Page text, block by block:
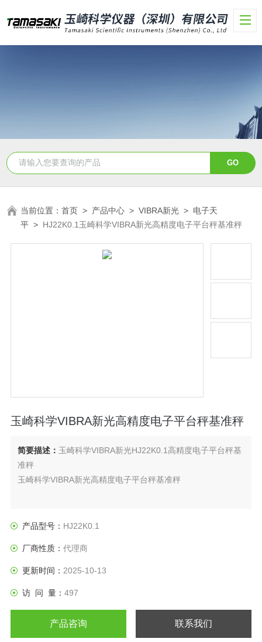
当前位置：首页 > 产品中心 >VIBRA新光 > 电子天
平 > HJ22K0.1玉崎科学VIBRA新光高精度电子平台秤基准秤
玉崎科学VIBRA新光高精度电子平台秤基准秤
简要描述： 玉崎科学VIBRA新光HJ22K0.1高精度电子平台秤基
准秤
玉崎科学VIBRA新光高精度电子平台秤基准秤
，分辨率高，量程宽，适用于配料、样品称量、落差检查等多
产品型号： HJ22K0.1
厂商性质： 代理商
更新时间： 2025-10-13
访 问 量： 497
产品咨询 联系我们